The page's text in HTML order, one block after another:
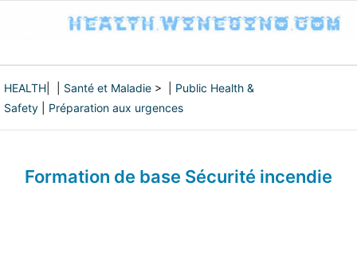
HEALTH Santé et Maladie > | Public Health &
Safety
Préparation aux urgences
Formation de base Sécurité incendie